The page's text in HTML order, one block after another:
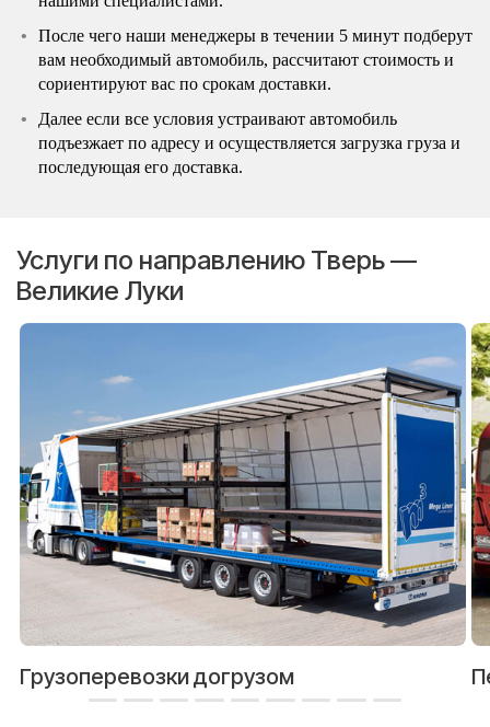
После чего наши менеджеры в течении 5 минут подберут
вам необходимый автомобиль, рассчитают стоимость и
сориентируют вас по срокам доставки.
Далее если все условия устраивают автомобиль
подъезжает по адресу и осуществляется загрузка груза и
последующая его доставка.
Услуги по направлению Тверь —
Великие Луки
Грузоперевозки догрузом